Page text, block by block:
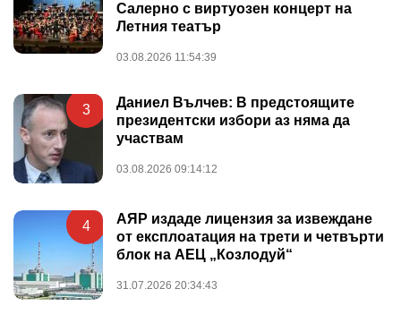
Салерно с виртуозен концерт на
Летния театър
03.08.2026 11:54:39
3
Даниел Вълчев: В предстоящите
президентски избори аз няма да
участвам
03.08.2026 09:14:12
4
АЯР издаде лицензия за извеждане
от експлоатация на трети и четвърти
блок на АЕЦ „Козлодуй“
31.07.2026 20:34:43